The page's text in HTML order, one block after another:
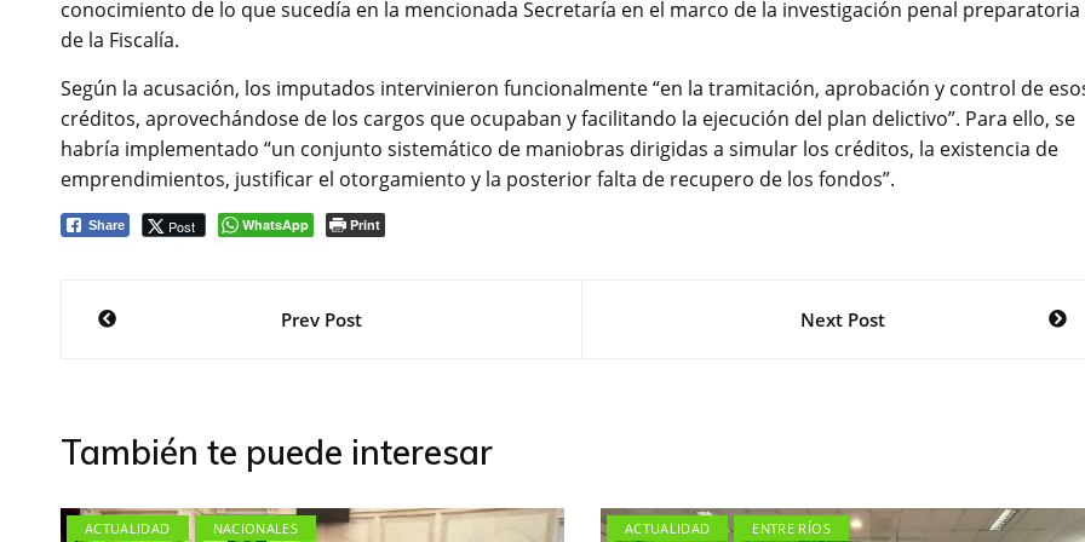
conocimiento de lo que sucedía en la mencionada Secretaría en el marco de la investigación penal preparatoria
de la Fiscalía.
Según la acusación, los imputados intervinieron funcionalmente “en la tramitación, aprobación y control de
créditos, aprovechándose de los cargos que ocupaban y facilitando la ejecución del plan delictivo”. Para ello, se
habría implementado “un conjunto sistemático de maniobras dirigidas a simular los créditos, la existencia de
emprendimientos, justificar el otorgamiento y la posterior falta de recupero de los fondos”.
Share Post WhatsApp Print
NavegaciónPrev Post Next Post
También te puede interesar
ACTUALIDAD NACIONALES ACTUALIDAD ENTRE RÍOS